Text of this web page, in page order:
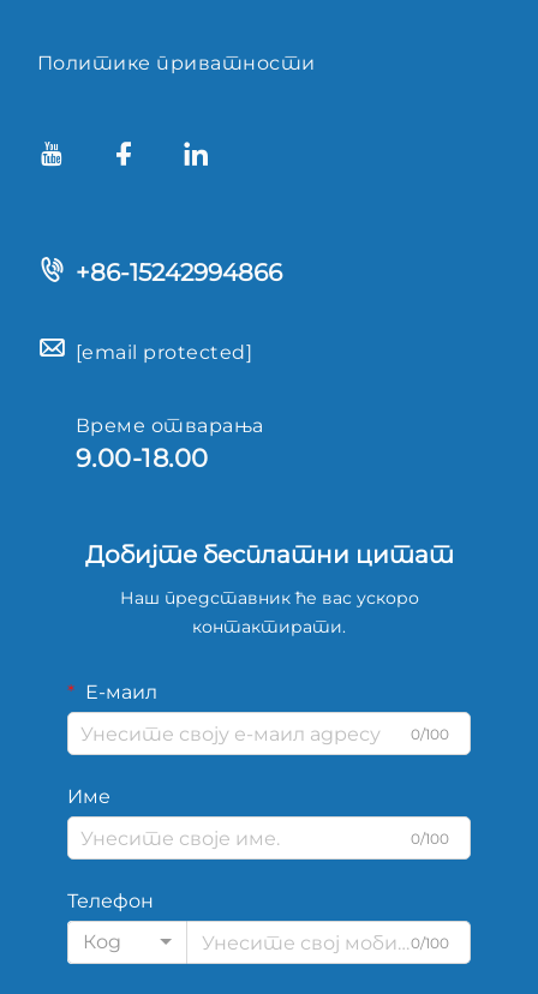
Политике приватности
+86-15242994866
[email protected]
Време отварања
9.00-18.00
Добијте бесплатни цитат
Наш представник ће вас ускоро
контактирати.
Е-маил
0/100
Име
0/100
Телефон
Код
0/100